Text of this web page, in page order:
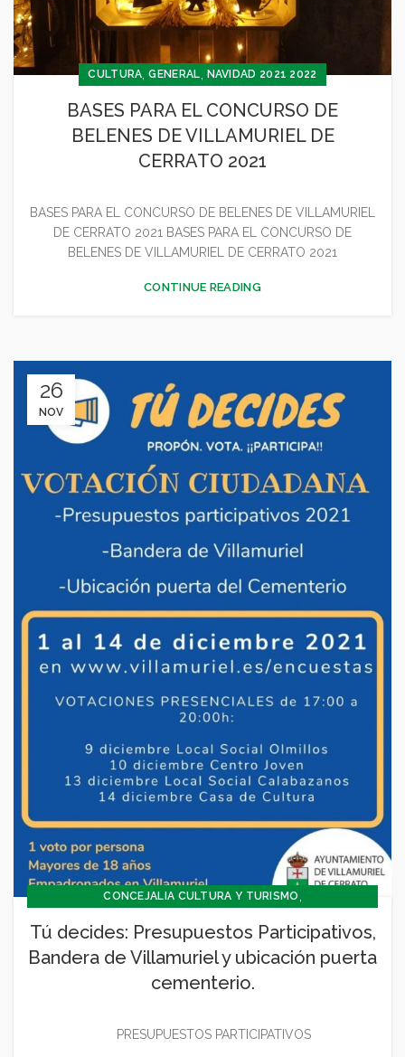
CULTURA,GENERAL, NAVIDAD 2021 2022
BASES PARA EL CONCURSO DE
BELENES DE VILLAMURIEL DE
CERRATO 2021
BASES PARA EL CONCURSO DE BELENES DE VILLAMURIEL
DE CERRATO 2021 BASES PARA EL CONCURSO DE
BELENES DE VILLAMURIEL DE CERRATO 2021
CONTINUE READING
26
NOV
CONCEJALIA CULTURA Y TURISMO ,
CULTURA,GENERAL,SIN CATEGORÍA
Tú decides: Presupuestos Participativos,
Bandera de Villamuriel y ubicación puerta
cementerio.
PRESUPUESTOS PARTICIPATIVOS